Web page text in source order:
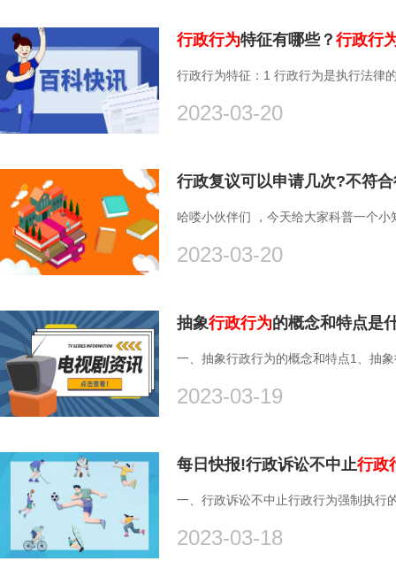
行政行为特征有哪些？ 行政行
行政行为特征：1 行政行为是执行法律
2023-03-20
行政复议可以申请几次?不符
哈喽小伙伴们 ，今天给大家科普一个
2023-03-20
抽象行政行为的概念和特点是
一、抽象行政行为的概念和特点1、抽
2023-03-19
每日快报!行政诉讼不中止行政
一、行政诉讼不中止行政行为强制执行
2023-03-18